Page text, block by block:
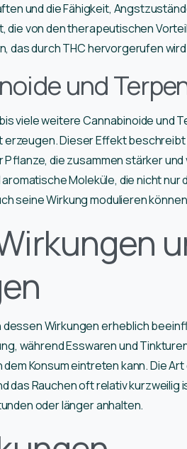
und die Fähigkeit,
die von den therapeutischen
das durch THC hervorgerufen
und
viele weitere Cannabinoide und
Dieser Effekt
die zusammen stärker und
Moleküle, die nicht nur
seine Wirkung modulieren
Wirkungen erheblich
während Esswaren und
Konsum eintreten kann. Die
das Rauchen oft relativ kurzweilig
oder länger anhalten.